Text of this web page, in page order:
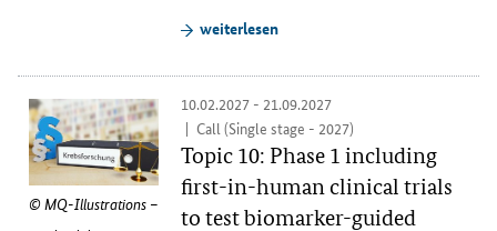
weiterlesen
MQ-Illustrations –
10.02.2027 - 21.09.2027
Call (Single stage - 2027)
Topic 10: Phase 1 including
first-in-human clinical trials
to test biomarker-guided